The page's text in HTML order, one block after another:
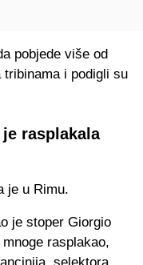
pobjede više od
i podigli su
rasplakala
je u Rimu.
je stoper Giorgio
rasplakao,